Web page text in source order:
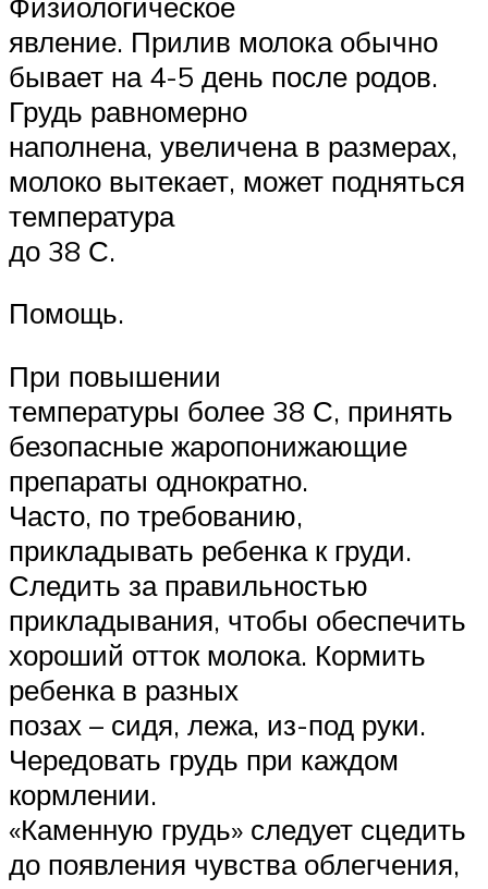
явление. Прилив молока обычно
бывает на 4-5 день после родов.
Грудь равномерно
наполнена, увеличена в размерах,
молоко вытекает, может подняться
температура
до 38 С.
Помощь.
При повышении
температуры более 38 С, принять
безопасные жаропонижающие
препараты однократно.
Часто, по требованию,
прикладывать ребенка к груди.
Следить за правильностью
прикладывания, чтобы обеспечить
хороший отток молока. Кормить
ребенка в разных
позах – сидя, лежа, из-под руки.
Чередовать грудь при каждом
кормлении.
«Каменную грудь» следует сцедить
до появления чувства облегчения,